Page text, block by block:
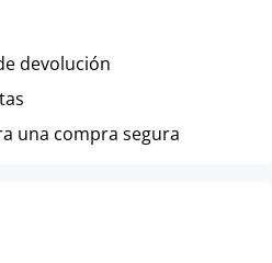
devolución
una compra segura